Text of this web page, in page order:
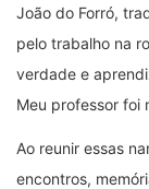
João do Forró,
pelo trabalho na
verdade e
Meu professor foi
Ao reunir essas
encontros,